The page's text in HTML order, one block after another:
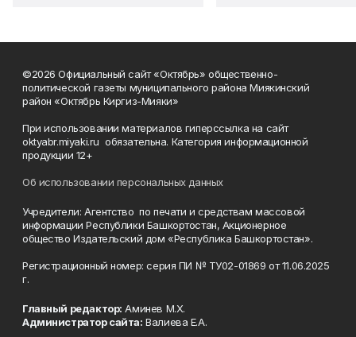
©2026 Официальный сайт «Октябрь» общественно-
политической газеты муниципального района Миякинский
район «Октябрь Киргиз-Мияки»
При использовании материалов гиперссылка на сайт
oktyabr.miyaki.ru обязательна. Категория информационной
продукции 12+
Об использовании персональных данных
Учредители: Агентство по печати и средствам массовой
информации Республики Башкортостан, Акционерное
общество Издательский дом «Республика Башкортостан».
Регистрационный номер: серия ПИ № ТУ02-01869 от 11.06.2025
г.
Главный редактор: Аминев М.Х.
Администратор сайта: Валиева Е.А.